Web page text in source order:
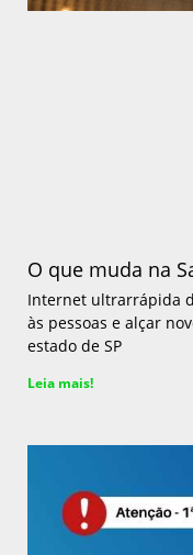
O que muda na
Internet ultrarrápida
às pessoas e alçar
estado de SP
Leia mais!